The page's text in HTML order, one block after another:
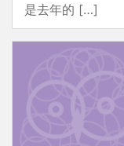
是去年的 […]